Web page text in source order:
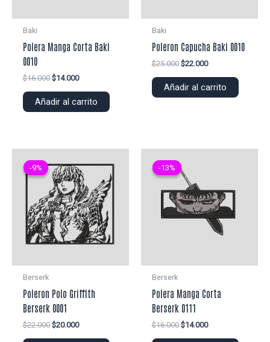
Baki
Polera Manga Corta Baki
0010
$16.000 El
original
$14.000El
actual
Añadir al carrito
Baki
Poleron Capucha Baki 0010
$25.000 El
original
$22.000El
actual
Añadir al carrito
-9%
-9%
Berserk
Poleron Polo Griffith
Berserk 0001
$22.000 El
$20.000El
-13%
-13%
Berserk
Polera Manga Corta
Berserk 0111
$16.000 El
$14.000El